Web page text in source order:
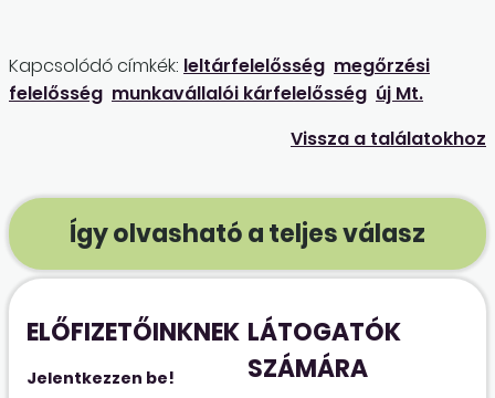
Kapcsolódó címkék: leltárfelelősség megőrzési
felelősség munkavállalói kárfelelősség új Mt.
Vissza a találatokhoz
Így olvasható a teljes válasz
ELŐFIZETŐINKNEK
Jelentkezzen be!
LÁTOGATÓK
SZÁMÁRA